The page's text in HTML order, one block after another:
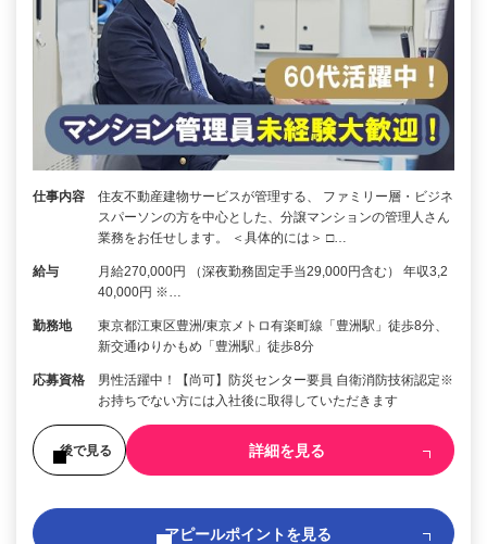
仕事内容
住友不動産建物サービスが管理する、 ファミリー層・ビジネ
スパーソンの方を中心とした、分譲マンションの管理人さん
業務をお任せします。 ＜具体的には＞ □…
給与
月給270,000円 （深夜勤務固定手当29,000円含む） 年収3,2
40,000円 ※…
勤務地
東京都江東区豊洲/東京メトロ有楽町線「豊洲駅」徒歩8分、
新交通ゆりかもめ「豊洲駅」徒歩8分
応募資格
男性活躍中！【尚可】防災センター要員 自衛消防技術認定※
お持ちでない方には入社後に取得していただきます
後で見る 詳細を見る
アピールポイントを見る